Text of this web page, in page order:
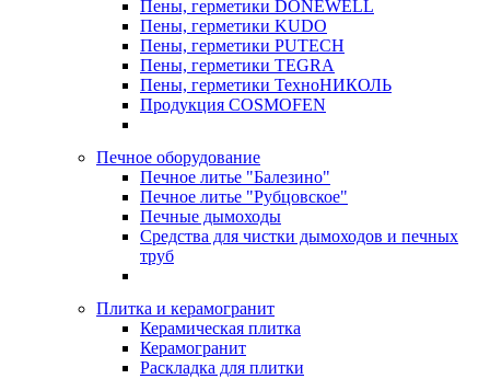
Пены, герметики DONEWELL
Пены, герметики KUDO
Пены, герметики PUTECH
Пены, герметики TEGRA
Пены, герметики ТехноНИКОЛЬ
Продукция COSMOFEN
Печное оборудование
Печное литье "Балезино"
Печное литье "Рубцовское"
Печные дымоходы
Средства для чистки дымоходов и печных
труб
Плитка и керамогранит
Керамическая плитка
Керамогранит
Раскладка для плитки